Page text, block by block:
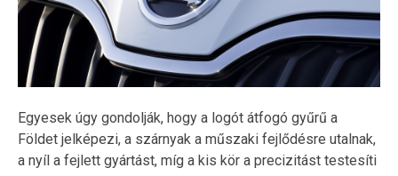
Egyesek úgy gondolják, hogy a logót átfogó gyűrű a
Földet jelképezi, a szárnyak a műszaki fejlődésre utalnak,
a nyíl a fejlett gyártást, míg a kis kör a precizitást testesíti